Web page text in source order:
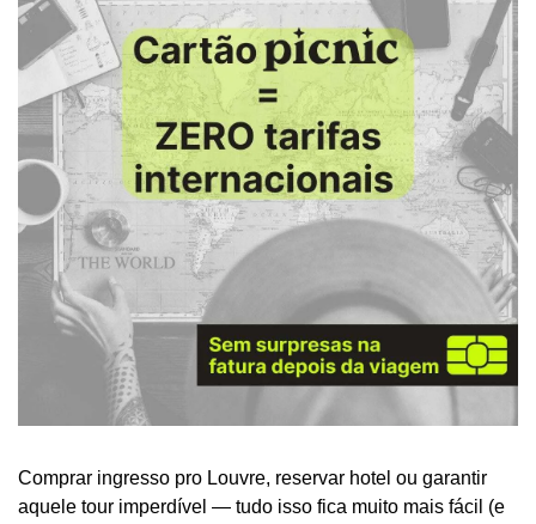
Comprar ingresso pro Louvre, reservar hotel ou garantir
aquele tour imperdível — tudo isso fica muito mais fácil (e